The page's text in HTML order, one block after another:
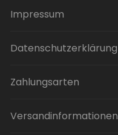
Impressum
Datenschutzerklärung
Zahlungsarten
Versandinformationen